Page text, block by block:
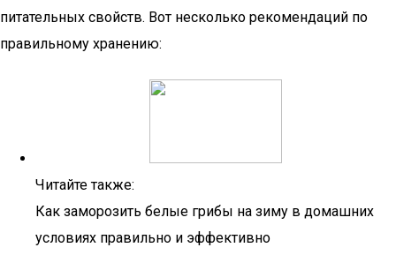
питательных свойств. Вот несколько рекомендаций по
правильному хранению:
Читайте также:
Как заморозить белые грибы на зиму в домашних
условиях правильно и эффективно